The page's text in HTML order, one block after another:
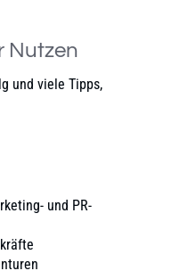
Nutzen
und viele Tipps,
und PR-